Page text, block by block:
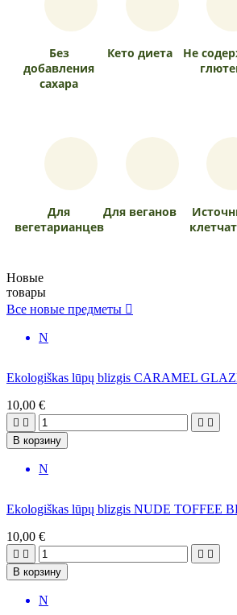
Без
добавления
сахара
Кето диета
Не
Для
вегетарианцев
Для веганов
Новые
товары
Все новые предметы 
N
Ekologiškas lūpų blizgis CARAMEL
10,00 €
   
В корзину
N
Ekologiškas lūpų blizgis NUDE TOFFEE
10,00 €
   
В корзину
N